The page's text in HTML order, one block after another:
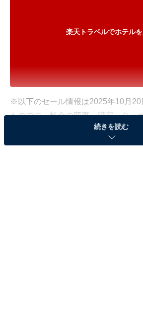
楽天トラベルでホテル
※以下のセール情報は2025年10月20
ものです。料金の変更、満室、クー
続きを読む